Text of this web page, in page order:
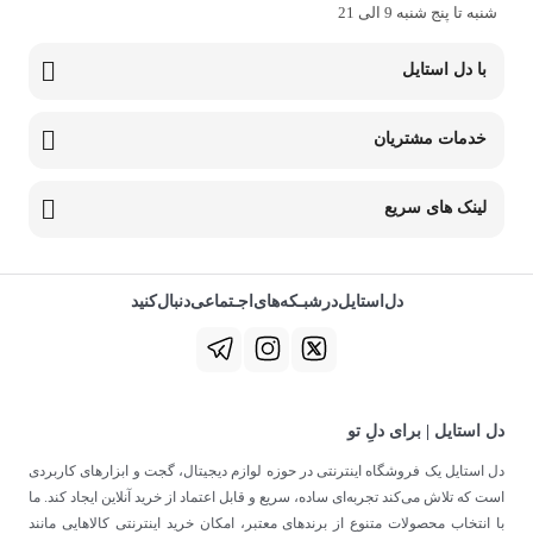
شنبه تا پنج شنبه 9 الی 21
با دل استایل
خدمات مشتریان
لینک های سریع
دل‌استایل‌در‌‌شبـکه‌های‌اجـتماعی‌دنبال‌کنید
دل استایل | برای دلِ تو
دل استایل یک فروشگاه اینترنتی در حوزه لوازم دیجیتال، گجت و ابزارهای کاربردی
است که تلاش می‌کند تجربه‌ای ساده، سریع و قابل اعتماد از خرید آنلاین ایجاد کند. ما
با انتخاب محصولات متنوع از برندهای معتبر، امکان خرید اینترنتی کالاهایی مانند